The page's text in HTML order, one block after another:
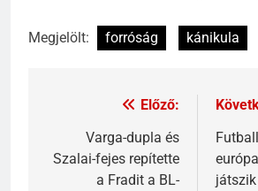
Megjelölt: forróság kánikula
Előző:
Varga-dupla és
Szalai-fejes repítette
a Fradit a BL-
játszik